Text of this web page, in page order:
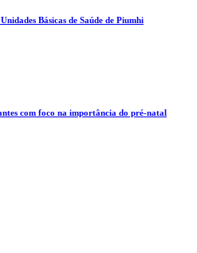
Básicas de Saúde de Piumhi
com foco na importância do pré-natal